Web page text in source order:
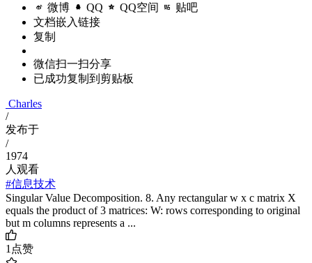
微博 QQ QQ空间 贴吧
文档嵌入链接
复制
微信扫一扫分享
已成功复制到剪贴板
Charles
/
发布于
/
1974
人观看
#信息技术
Singular Value Decomposition. 8. Any rectangular w x c matrix X
equals the product of 3 matrices: W: rows corresponding to original
but m columns represents a ...
1点赞